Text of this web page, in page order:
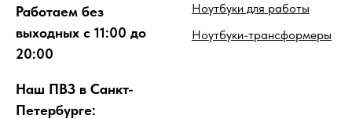
Работаем без
выходных с 11:00 до
20:00
Наш ПВЗ в Санкт-
Петербурге:
Ноутбуки для работы
Ноутбуки-трансформеры